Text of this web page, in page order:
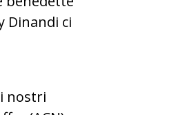
Dinandi ci
nostri